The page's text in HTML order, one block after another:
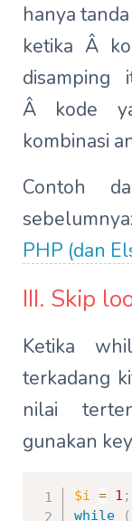
hanya
ketika Â
disamping
Â kode
kombinasi
Contoh
PHP (dan
III. Skip
Ketika
terkadang
nilai
gunakan
$i = 1 ;
while
(